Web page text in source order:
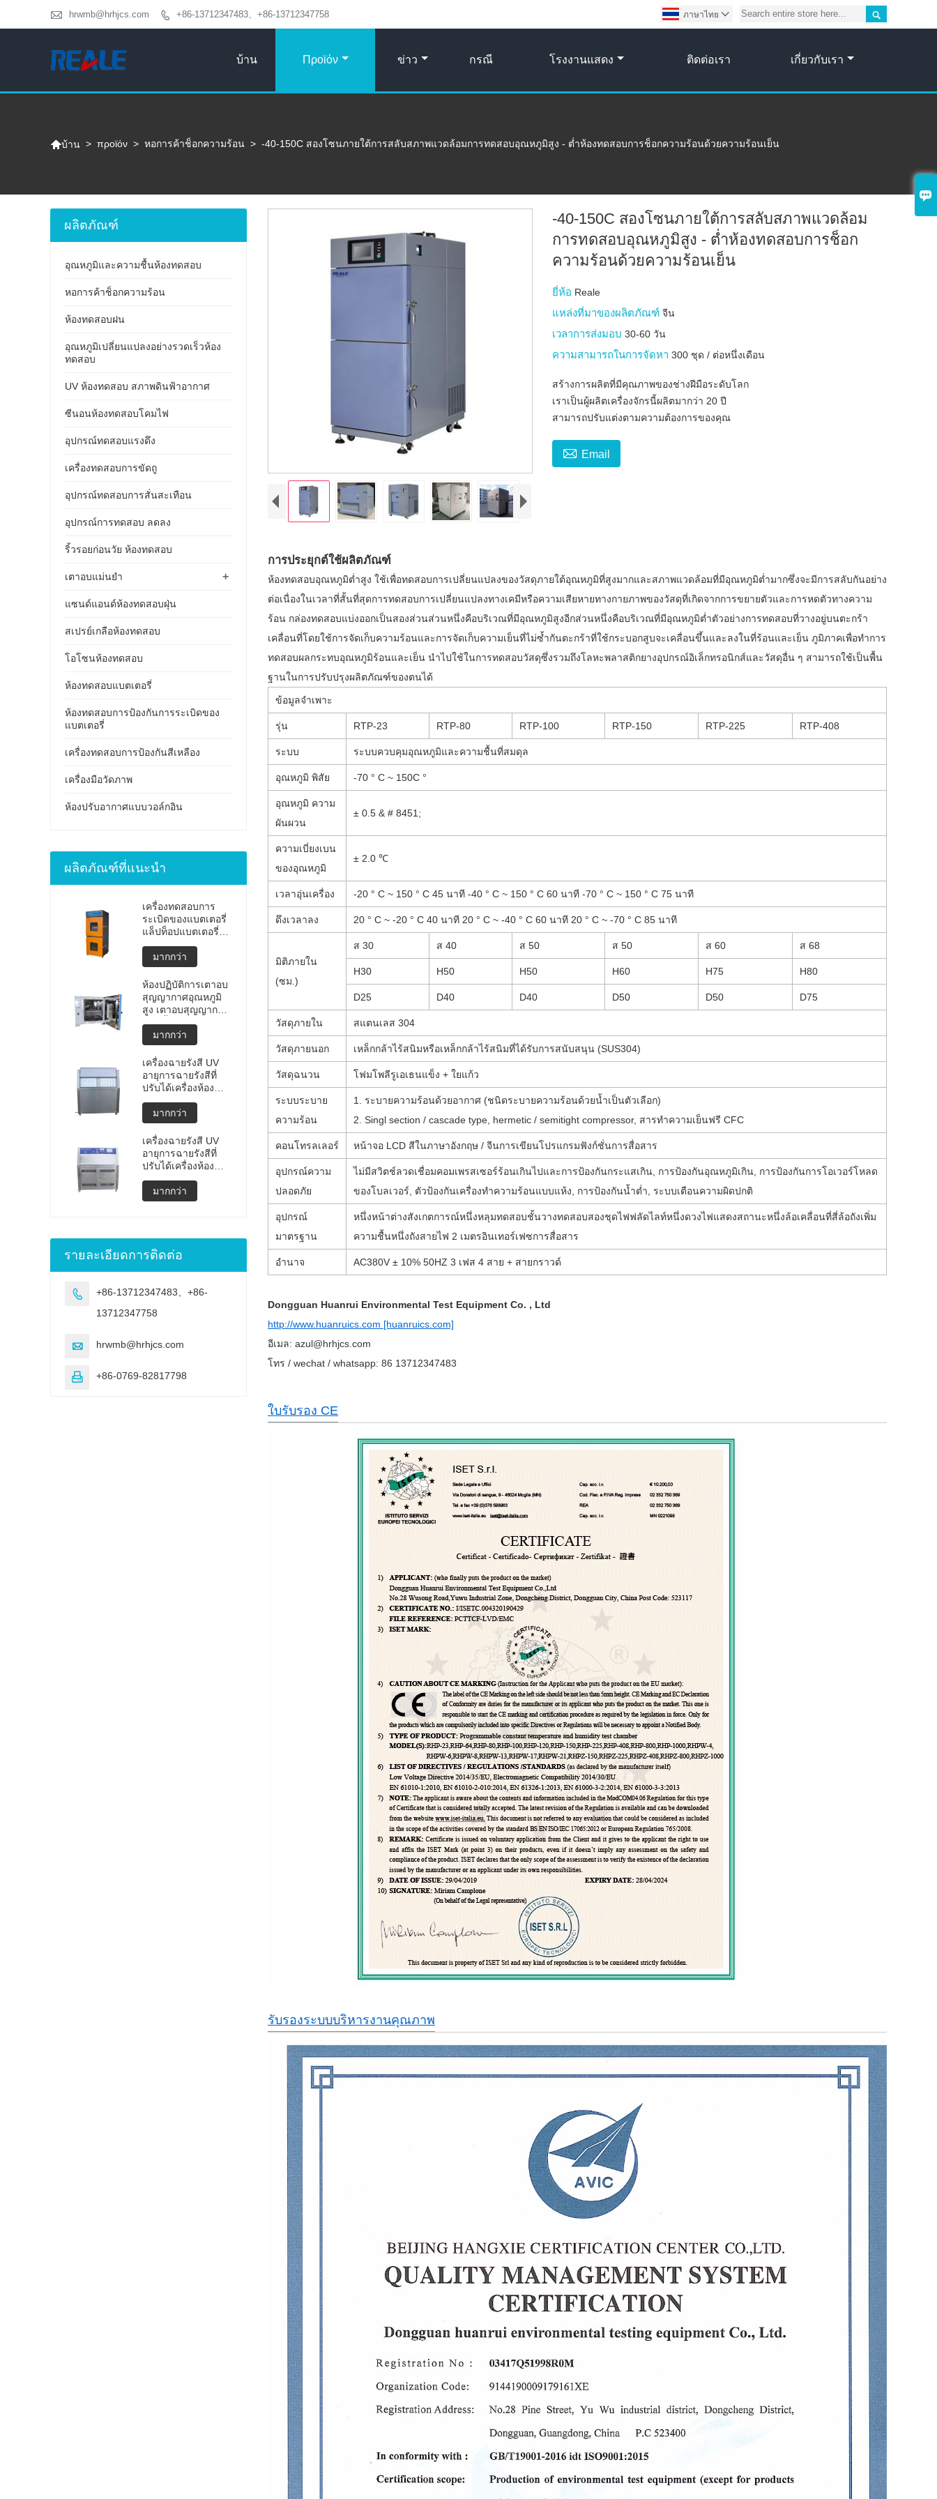

 hrwmb@hrhjcs.com  +86-13712347483、+86-13712347758 
ภาษาไทย 
บ้าน Προϊόν ข่าว กรณี โรงงานแสดง ติดต่อเรา เกี่ยวกับเรา
บ้าน > προϊόν > หอการค้าช็อกความร้อน > -40-150C สองโซนภายใต้การสลับสภาพแวดล้อมการทดสอบอุณหภูมิสูง - ต่ำห้องทดสอบการช็อกความร้อนด้วยความร้อนเย็น
-40-150C สองโซนภายใต้การสลับสภาพแวดล้อม
การทดสอบอุณหภูมิสูง - ต่ำห้องทดสอบการช็อก
ความร้อนด้วยความร้อนเย็น
ยี่ห้อ Reale
แหล่งที่มาของผลิตภัณฑ์จีน
เวลาการส่งมอบ30-60 วัน
ความสามารถในการจัดหา300 ชุด / ต่อหนึ่งเดือน
สร้างการผลิตที่มีคุณภาพของช่างฝีมือระดับโลก
เราเป็นผู้ผลิตเครื่องจักรนี้ผลิตมากว่า 20 ปี
สามารถปรับแต่งตามความต้องการของคุณ
 Email
การประยุกต์ใช้ผลิตภัณฑ์
ห้องทดสอบอุณหภูมิต่ำสูง ใช้เพื่อทดสอบการเปลี่ยนแปลงของวัสดุภายใต้อุณหภูมิที่สูงมากและสภาพแวดล้อมที่มีอุณหภูมิต่ำมากซึ่งจะมีการสลับกันอย่าง
ต่อเนื่องในเวลาที่สั้นที่สุดการทดสอบการเปลี่ยนแปลงทางเคมีหรือความเสียหายทางกายภาพของวัสดุที่เกิดจากการขยายตัวและการหดตัวทางความ
ร้อน กล่องทดสอบแบ่งออกเป็นสองส่วนส่วนหนึ่งคือบริเวณที่มีอุณหภูมิสูงอีกส่วนหนึ่งคือบริเวณที่มีอุณหภูมิต่ำตัวอย่างการทดสอบที่วางอยู่บนตะกร้า
เคลื่อนที่โดยใช้การจัดเก็บความร้อนและการจัดเก็บความเย็นที่ไม่ซ้ำกันตะกร้าที่ใช้กระบอกสูบจะเคลื่อนขึ้นและลงในที่ร้อนและเย็น ภูมิภาคเพื่อทำการ
ทดสอบผลกระทบอุณหภูมิร้อนและเย็น นำไปใช้ในการทดสอบวัสดุซึ่งรวมถึงโลหะพลาสติกยางอุปกรณ์อิเล็กทรอนิกส์และวัสดุอื่น ๆ สามารถใช้เป็นพื้น
ฐานในการปรับปรุงผลิตภัณฑ์ของตนได้
ข้อมูลจำเพาะ
รุ่น RTP-23 RTP-80 RTP-100 RTP-150 RTP-225 RTP-408
ระบบ ระบบควบคุมอุณหภูมิและความชื้นที่สมดุล
อุณหภูมิ พิสัย -70 ° C ~ 150C °
อุณหภูมิ ความ
ผันผวน
± 0.5 & # 8451;
ความเบี่ยงเบน
ของอุณหภูมิ
± 2.0 ℃
เวลาอุ่นเครื่อง -20 ° C ~ 150 ° C 45 นาที -40 ° C ~ 150 ° C 60 นาที -70 ° C ~ 150 ° C 75 นาที
ดึงเวลาลง 20 ° C ~ -20 ° C 40 นาที 20 ° C ~ -40 ° C 60 นาที 20 ° C ~ -70 ° C 85 นาที
มิติภายใน
(ซม.)
ส 30 ส 40 ส 50 ส 50 ส 60 ส 68
H30 H50 H50 H60 H75 H80
D25 D40 D40 D50 D50 D75
วัสดุภายใน สแตนเลส 304
วัสดุภายนอก เหล็กกล้าไร้สนิมหรือเหล็กกล้าไร้สนิมที่ได้รับการสนับสนุน (SUS304)
วัสดุฉนวน โฟมโพลีรูเอเธนแข็ง + ใยแก้ว
ระบบระบาย
ความร้อน
1. ระบายความร้อนด้วยอากาศ (ชนิดระบายความร้อนด้วยน้ำเป็นตัวเลือก)
2. Singl section / cascade type, hermetic / semitight compressor, สารทำความเย็นฟรี CFC
คอนโทรลเลอร์ หน้าจอ LCD สีในภาษาอังกฤษ / จีนการเขียนโปรแกรมฟังก์ชั่นการสื่อสาร
อุปกรณ์ความ
ปลอดภัย
ไม่มีสวิตช์ลวดเชื่อมคอมเพรสเซอร์ร้อนเกินไปและการป้องกันกระแสเกิน, การป้องกันอุณหภูมิเกิน, การป้องกันการโอเวอร์โหลด
ของโบลเวอร์, ตัวป้องกันเครื่องทำความร้อนแบบแห้ง, การป้องกันน้ำต่ำ, ระบบเตือนความผิดปกติ
อุปกรณ์
มาตรฐาน
หนึ่งหน้าต่างสังเกตการณ์หนึ่งหลุมทดสอบชั้นวางทดสอบสองชุดไฟฟลัดไลท์หนึ่งดวงไฟแสดงสถานะหนึ่งล้อเคลื่อนที่สี่ล้อถังเพิ่ม
ความชื้นหนึ่งถังสายไฟ 2 เมตรอินเทอร์เฟซการสื่อสาร
อำนาจ AC380V ± 10% 50HZ 3 เฟส 4 สาย + สายกราวด์
Dongguan Huanrui Environmental Test Equipment Co. , Ltd
http://www.huanruics.com [huanruics.com]
อีเมล: azul@hrhjcs.com
โทร / wechat / whatsapp: 86 13712347483
ใบรับรอง CE
รับรองระบบบริหารงานคุณภาพ
ผลิตภัณฑ์
อุณหภูมิและความชื้นห้องทดสอบ
หอการค้าช็อกความร้อน
ห้องทดสอบฝน
อุณหภูมิเปลี่ยนแปลงอย่างรวดเร็วห้อง
ทดสอบ
UV ห้องทดสอบ สภาพดินฟ้าอากาศ
ซีนอนห้องทดสอบโคมไฟ
อุปกรณ์ทดสอบแรงดึง
เครื่องทดสอบการขัดถู
อุปกรณ์ทดสอบการสั่นสะเทือน
อุปกรณ์การทดสอบ ลดลง
ริ้วรอยก่อนวัย ห้องทดสอบ
+
เตาอบแม่นยำ
แซนด์แอนด์ห้องทดสอบฝุ่น
สเปรย์เกลือห้องทดสอบ
โอโซนห้องทดสอบ
ห้องทดสอบแบตเตอรี่
ห้องทดสอบการป้องกันการระเบิดของ
แบตเตอรี่
เครื่องทดสอบการป้องกันสีเหลือง
เครื่องมือวัดภาพ
ห้องปรับอากาศแบบวอล์กอิน
ผลิตภัณฑ์ที่แนะนำ
เครื่องทดสอบการ
ระเบิดของแบตเตอรี่
แล็ปท็อปแบตเตอรี่
แบบพกพาคุณภาพสูง
การทดสอบการ
ระเบิดของแบตเตอรี่
ลิเธียม เครื่องทดสอบ
การระเบิด เครื่อง
ทดสอบแบตเตอรี่
ราคาผลิต
มากกว่า
ห้องปฏิบัติการเตาอบ
สุญญากาศอุณหภูมิ
สูง เตาอบสุญญากาศ
แบบตั้งโปรแกรมได้
มากกว่า
เครื่องฉายรังสี UV
อายุการฉายรังสีที่
ปรับได้เครื่องห้อง
ทดสอบสภาพอากาศ
UV ห้องอายุ UV เร่ง
การทดสอบสภาพดิน
ฟ้าอากาศ
มากกว่า
เครื่องฉายรังสี UV
อายุการฉายรังสีที่
ปรับได้เครื่องห้อง
ทดสอบสภาพอากาศ
UV ห้องอายุ UV เร่ง
เครื่องทดสอบสภาพ
มากกว่า
รายละเอียดการติดต่อ

+86-13712347483、+86-
13712347758
 hrwmb@hrhjcs.com
 +86-0769-82817798